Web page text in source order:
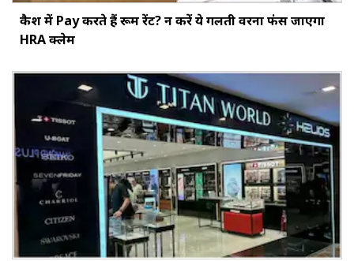
कैश में Pay करते हैं रूम रेंट? न करें ये गलती वरना फंस जाएगा
HRA क्लेम